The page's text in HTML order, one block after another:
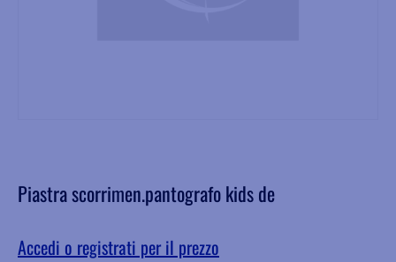
Piastra scorrimen.pantografo kids de
Accedi o registrati per il prezzo